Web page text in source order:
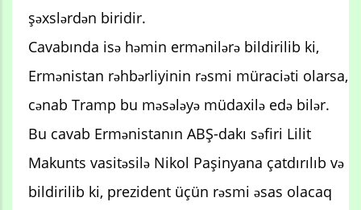
şəxslərdən biridir.
Cavabında isə həmin ermənilərə bildirilib ki,
Ermənistan rəhbərliyinin rəsmi müraciəti olarsa,
cənab Tramp bu məsələyə müdaxilə edə bilər.
Bu cavab Ermənistanın ABŞ-dakı səfiri Lilit
Makunts vasitəsilə Nikol Paşinyana çatdırılıb və
bildirilib ki, prezident üçün rəsmi əsas olacaq